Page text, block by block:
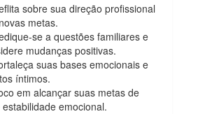
sobre sua direção profissional
metas.
se a questões familiares e
mudanças positivas.
suas bases emocionais e
íntimos.
em alcançar suas metas de
emocional.